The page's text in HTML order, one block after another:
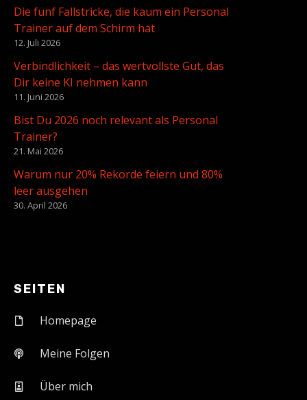
Die fünf Fallstricke, die kaum ein Personal
Trainer auf dem Schirm hat
12. Juli 2026
Verbindlichkeit – das wertvollste Gut, das
Dir keine KI nehmen kann
11. Juni 2026
Bist Du 2026 noch relevant als Personal
Trainer?
21. Mai 2026
Warum nur 20% Rekorde feiern und 80%
leer ausgehen
30. April 2026
SEITEN
Homepage
Meine Folgen
Über mich